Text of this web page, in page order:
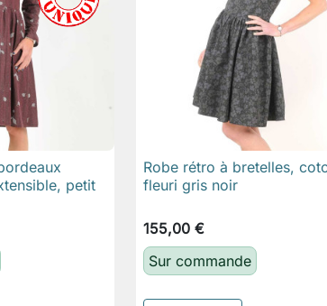
rapide petit
 Aperçu rapide
Robe rétro à bretelles,
fleuri gris noir
155,00 €
Sur commande